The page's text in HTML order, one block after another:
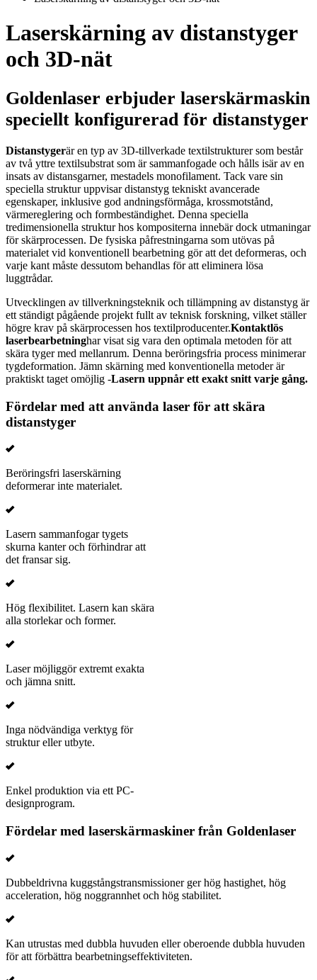
Laserskärning av distanstyger
och 3D-nät
Goldenlaser erbjuder laserskärmaskin
speciellt konfigurerad för distanstyger
Distanstygerär en typ av 3D-tillverkade textilstrukturer som består
av två yttre textilsubstrat som är sammanfogade och hålls isär av en
insats av distansgarner, mestadels monofilament. Tack vare sin
speciella struktur uppvisar distanstyg tekniskt avancerade
egenskaper, inklusive god andningsförmåga, krossmotstånd,
värmereglering och formbeständighet. Denna speciella
tredimensionella struktur hos kompositerna innebär dock utmaningar
för skärprocessen. De fysiska påfrestningarna som utövas på
materialet vid konventionell bearbetning gör att det deformeras, och
varje kant måste dessutom behandlas för att eliminera lösa
luggtrådar.
Utvecklingen av tillverkningsteknik och tillämpning av distanstyg är
ett ständigt pågående projekt fullt av teknisk forskning, vilket ställer
högre krav på skärprocessen hos textilproducenter.Kontaktlös
laserbearbetninghar visat sig vara den optimala metoden för att
skära tyger med mellanrum. Denna beröringsfria process minimerar
tygdeformation. Jämn skärning med konventionella metoder är
praktiskt taget omöjlig -Lasern uppnår ett exakt snitt varje gång.
Fördelar med att använda laser för att skära
distanstyger
Beröringsfri laserskärning
deformerar inte materialet.
Lasern sammanfogar tygets
skurna kanter och förhindrar att
det fransar sig.
Hög flexibilitet. Lasern kan skära
alla storlekar och former.
Laser möjliggör extremt exakta
och jämna snitt.
Inga nödvändiga verktyg för
struktur eller utbyte.
Enkel produktion via ett PC-
designprogram.
Fördelar med laserskärmaskiner från Goldenlaser
Dubbeldrivna kuggstångstransmissioner ger hög hastighet, hög
acceleration, hög noggrannhet och hög stabilitet.
Kan utrustas med dubbla huvuden eller oberoende dubbla huvuden
för att förbättra bearbetningseffektiviteten.